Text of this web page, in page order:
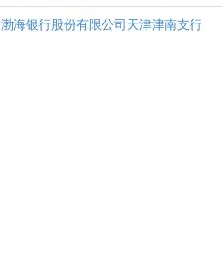
渤海银行股份有限公司天津津南支行